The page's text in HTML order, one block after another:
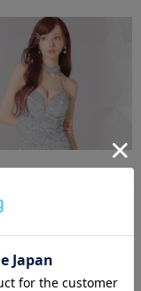
り】ツイルキャミセッ